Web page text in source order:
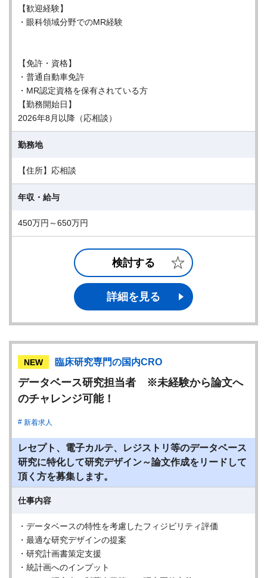
【歓迎経験】
・眼科領域分野でのMR経験
【免許・資格】
・普通自動車免許
・MR認定資格を保有されている方
【勤務開始日】
2026年8月以降（応相談）
勤務地
【住所】応相談
年収・給与
450万円～650万円
検討する
詳細を見る
NEW 臨床研究専門の国内CRO
データベース研究担当者 ※未経験から論文へ
のチャレンジ可能！
新着求人
レセプト、電子カルテ、レジストリ等のデータベース
研究に特化して研究デザイン～論文作成をリードして
頂く方を募集します。
仕事内容
・データベースの特性を考慮したフィジビリティ評価
・最適な研究デザインの提案
・研究計画書策定支援
・統計画へのインプット